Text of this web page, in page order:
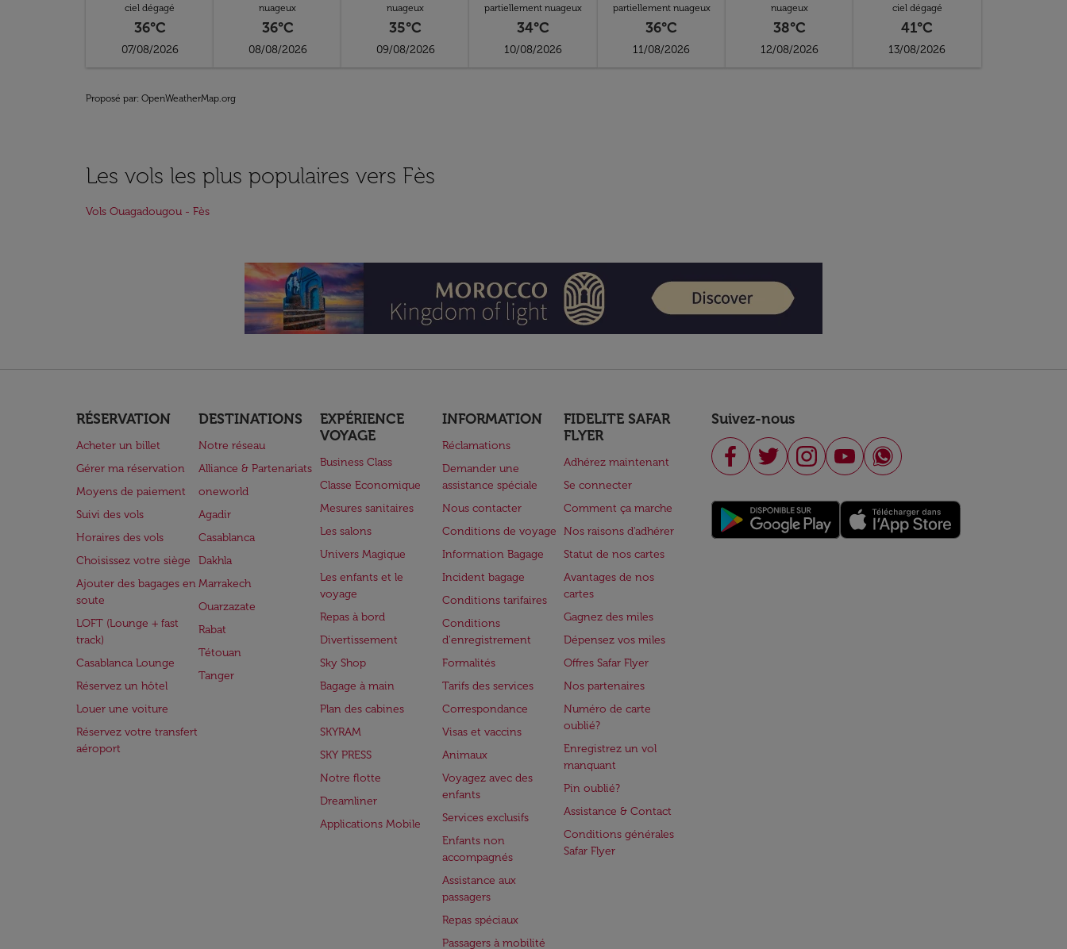
ciel dégagé
36°C
07/08/2026
nuageux
36°C
08/08/2026
nuageux
35°C
09/08/2026
partiellement nuageux
34°C
10/08/2026
partiellement nuageux
36°C
11/08/2026
nuageux
38°C
12/08/2026
ciel dégagé
41°C
13/08/2026
Proposé par: OpenWeatherMap.org
Les vols les plus populaires vers Fès
Vols Ouagadougou - Fès
RÉSERVATION
Acheter un billet
Gérer ma réservation
Moyens de paiement
Suivi des vols
Horaires des vols
Choisissez votre siège
Ajouter des bagages en
soute
LOFT (Lounge + fast
track)
Casablanca Lounge
Réservez un hôtel
Louer une voiture
Réservez votre transfert
aéroport
DESTINATIONS
Notre réseau
Alliance & Partenariats
oneworld
Agadir
Casablanca
Dakhla
Marrakech
Ouarzazate
Rabat
Tétouan
Tanger
EXPÉRIENCE
VOYAGE
Business Class
Classe Economique
Mesures sanitaires
Les salons
Univers Magique
Les enfants et le
voyage
Repas à bord
Divertissement
Sky Shop
Bagage à main
Plan des cabines
SKYRAM
SKY PRESS
Notre flotte
Dreamliner
Applications Mobile
INFORMATION
Réclamations
Demander une
assistance spéciale
Nous contacter
Conditions de voyage
Information Bagage
Incident bagage
Conditions tarifaires
Conditions
d'enregistrement
Formalités
Tarifs des services
Correspondance
Visas et vaccins
Animaux
Voyagez avec des
enfants
Services exclusifs
Enfants non
accompagnés
Assistance aux
passagers
Repas spéciaux
Passagers à mobilité
FIDELITE SAFAR
FLYER
Adhérez maintenant
Se connecter
Comment ça marche
Nos raisons d'adhérer
Statut de nos cartes
Avantages de nos
cartes
Gagnez des miles
Dépensez vos miles
Offres Safar Flyer
Nos partenaires
Numéro de carte
oublié?
Enregistrez un vol
manquant
Pin oublié?
Assistance & Contact
Conditions générales
Safar Flyer
Suivez-nous